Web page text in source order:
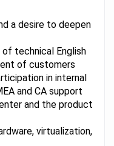
a desire to deepen
of technical English
of customers
in internal
and CA support
and the product
virtualization,